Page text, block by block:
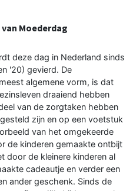
Moederdag
deze dag in Nederland sinds
'20) gevierd. De
algemene vorm, is dat
draaiend hebben
van de zorgtaken hebben
zijn en op een voetstuk
van het omgekeerde
de kinderen gemaakte ontbijt
door de kleinere kinderen al
cadeautje en verder een
ander geschenk. Sinds de